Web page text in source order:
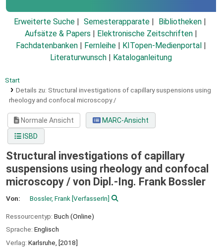
Erweiterte Suche Semesterapparate
Bibliotheken
Aufsätze & Papers
Elektronische Zeitschriften
Fachdatenbanken
Fernleihe KITopen-Medienportal
Literaturwunsch
Kataloganleitung
Start
Details zu: Structural investigations of capillary suspensions using
rheology and confocal microscopy /
Normale Ansicht
MARC-Ansicht
ISBD
Structural investigations of capillary
suspensions using rheology and confocal
microscopy / von Dipl.-Ing. Frank Bossler
Von: Bossler, Frank [VerfasserIn]
Ressourcentyp: Buch (Online)
Sprache: Englisch
Verlag: Karlsruhe, [2018]